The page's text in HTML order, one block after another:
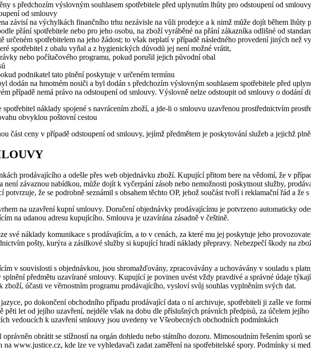
s předchozím výslovným souhlasem spotřebitele před uplynutím lhůty pro odstoupení od
od smlouvy
závisí na výchylkách finančního trhu nezávisle na vůli prodejce a k nimž může dojít během lhůty
přání spotřebitele nebo pro jeho osobu, na zboží vyráběné na přání zákazníka odlišné od
určeném spotřebitelem na jeho žádost; to však neplatí v případě následného provedení jiných
spotřebitel z obalu vyňal a z hygienických důvodů jej není možné vrátit,
nebo počítačového programu, pokud porušil jejich původní obal
podnikatel tato plnění poskytuje v určeném termínu
dodán na hmotném nosiči a byl dodán s předchozím výslovným souhlasem spotřebitele před
případě nemá právo na odstoupení od smlouvy. Výslovně nelze odstoupit od smlouvy o dodání
náklady spojené s navrácením zboží, a jde-li o smlouvu uzavřenou prostřednictvím
obvyklou poštovní cestou
část ceny v případě odstoupení od smlouvy, jejímž předmětem je poskytování služeb a jejichž
prodávajícího a odešle přes web objednávku zboží. Kupující přitom bere na vědomí, že v
není závaznou nabídkou, může dojít k vyčerpání zásob nebo nemožnosti poskytnout služby,
že se podrobně seznámil s obsahem těchto OP, jehož součást tvoří i reklamační řád a že
na uzavření kupní smlouvy. Doručení objednávky prodávajícímu je potvrzeno automaticky
na udanou adresu kupujícího. Smlouva je uzavírána zásadně v češtině.
své náklady komunikace s prodávajícím, a to v cenách, za které mu jej poskytuje jeho
pošty, kurýra a zásilkové služby si kupující hradí náklady přepravy. Nebezpečí škody na
v souvislosti s objednávkou, jsou shromažďovány, zpracovávány a uchovávány v souladu s
předmětu uzavírané smlouvy. Kupující je povinen uvést vždy pravdivé a správné údaje
zboží, účasti ve věrnostním programu prodávajícího, vysloví svůj souhlas vyplněním svých dat.
po dokončení obchodního případu prodávající data o ní archivuje, spotřebiteli ji zašle ve
let od jejího uzavření, nejdéle však na dobu dle příslušných právních předpisů, za účelem
vedoucích k uzavření smlouvy jsou uvedeny ve Všeobecných obchodních podmínkách
obrátit se stížností na orgán dohledu nebo státního dozoru. Mimosoudním řešením sporů
na www.justice.cz, kde lze ve vyhledavači zadat zaměření na spotřebitelské spory. Podmínky si